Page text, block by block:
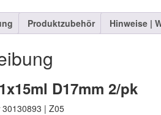
Produktzubehör Hinweise |
D17mm 2/pk
30130893 | Z05